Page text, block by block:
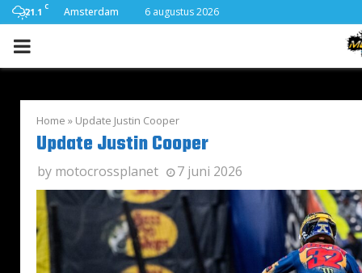
21.1 C Amsterdam 6 augustus 2026
PRIMARY
Home » Update Justin Cooper
Update Justin Cooper
by motocrossplanet 7 juni 2026